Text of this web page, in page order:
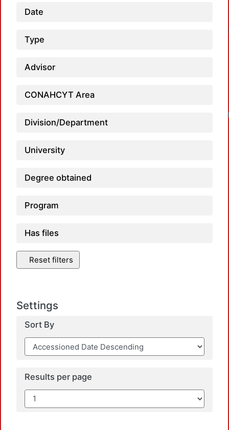
Date
Type
Advisor
CONAHCYT Area
Division/Department
University
Degree obtained
Program
Has files
Reset filters
Settings
Sort By
Results per page